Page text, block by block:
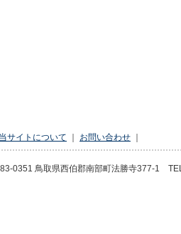
当サイトについて お問い合わせ
0351 鳥取県西伯郡南部町法勝寺377-1